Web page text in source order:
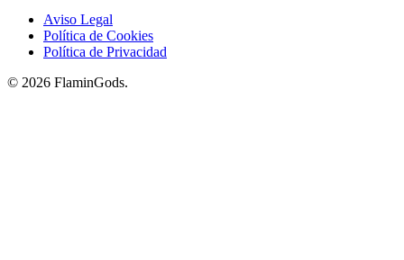
Aviso Legal
Política de Cookies
Política de Privacidad
© 2026 FlaminGods.